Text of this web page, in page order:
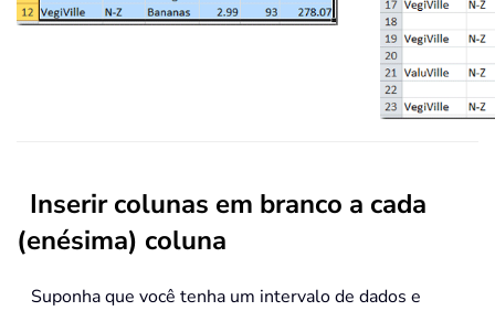
Inserir colunas em branco a cada
(enésima) coluna
Suponha que você tenha um intervalo de dados e